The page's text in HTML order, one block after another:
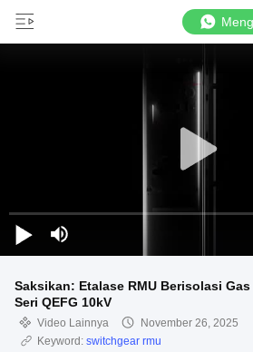
Saksikan: Etalase RMU Berisolasi
Seri QEFG 10kV
Video Lainnya
November 26, 2025
Keyword: switchgear rmu